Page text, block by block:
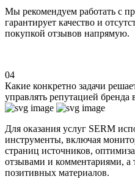
Мы рекомендуем работать с
гарантирует качество и
покупкой отзывов напрямую.
04
Какие конкретно задачи
управлять репутацией бренда
Для оказания услуг SERM
инструменты, включая
страниц источников,
отзывами и комментариями, а
позитивных материалов.